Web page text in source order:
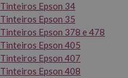
Tinteiros Epson 34
Tinteiros Epson 35
Tinteiros Epson 378 e 478
Tinteiros Epson 405
Tinteiros Epson 407
Tinteiros Epson 408